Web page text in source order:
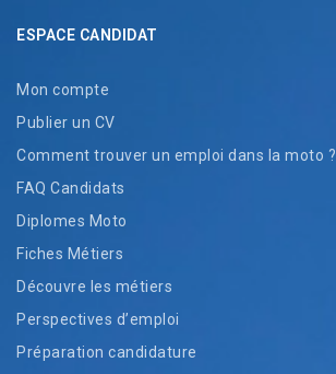
ESPACE CANDIDAT
Mon compte
Publier un CV
Comment trouver un emploi dans la moto ?
FAQ Candidats
Diplomes Moto
Fiches Métiers
Découvre les métiers
Perspectives d’emploi
Préparation candidature